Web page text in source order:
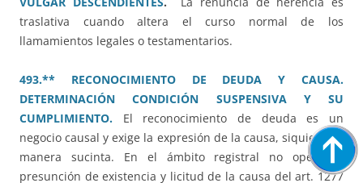
traslativa cuando altera el curso normal de los
llamamientos legales o testamentarios.
493.** RECONOCIMIENTO DE DEUDA Y CAUSA.
DETERMINACIÓN CONDICIÓN SUSPENSIVA Y SU
CUMPLIMIENTO. El reconocimiento de deuda es un
negocio causal y exige la expresión de la causa, siquiera de
manera sucinta. En el ámbito registral no opera la
presunción de existencia y licitud de la causa del art. 1277